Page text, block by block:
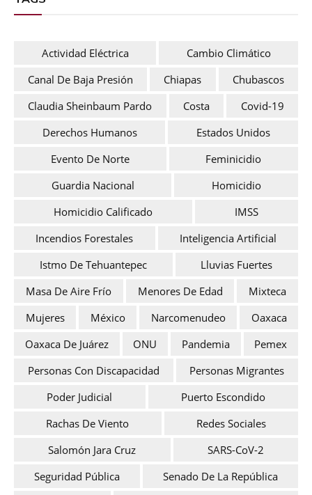
Actividad Eléctrica
Cambio Climático
Canal De Baja Presión
Chiapas
Chubascos
Claudia Sheinbaum Pardo
Costa
Covid-19
Derechos Humanos
Estados Unidos
Evento De Norte
Feminicidio
Guardia Nacional
Homicidio
Homicidio Calificado
IMSS
Incendios Forestales
Inteligencia Artificial
Istmo De Tehuantepec
Lluvias Fuertes
Masa De Aire Frío
Menores De Edad
Mixteca
Mujeres
México Narcomenudeo
Oaxaca
Oaxaca De Juárez
ONU Pandemia
Pemex
Personas Con Discapacidad
Personas Migrantes
Poder Judicial
Puerto Escondido
Rachas De Viento
Redes Sociales
Salomón Jara Cruz
SARS-CoV-2
Seguridad Pública
Senado De La República